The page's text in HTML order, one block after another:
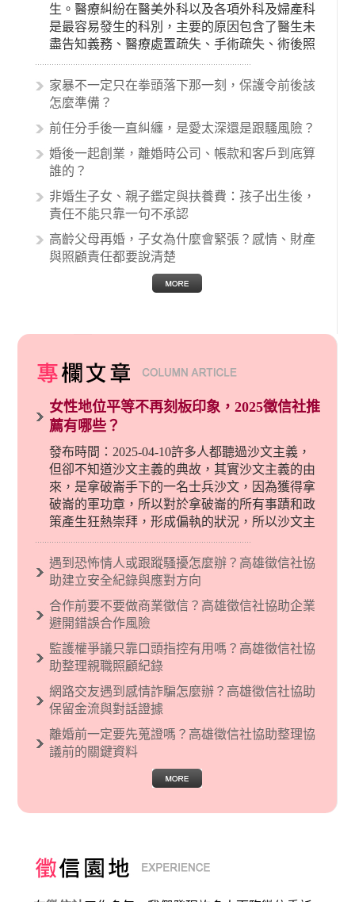
生。醫療糾紛在醫美外科以及各項外科及婦產科
是最容易發生的科別，主要的原因包含了醫生未
盡告知義務、醫療處置疏失、手術疏失、術後照
顧失當、醫療費用的收取。雖然醫學進步，但醫
生與病患之間引起的糾紛還是經常發生。很多案
例中最後都走向訴訟流程，我們如果不幸遇到相
的內容其實非常多，有些案例…
家暴不一定只在拳頭落下那一刻，保護令前後該
怎麼準備？
前任分手後一直糾纏，是愛太深還是跟騷風險？
婚後一起創業，離婚時公司、帳款和客戶到底算
誰的？
非婚生子女、親子鑑定與扶養費：孩子出生後，
責任不能只靠一句不承認
高齡父母再婚，子女為什麼會緊張？感情、財產
與照顧責任都要說清楚
女性地位平等不再刻板印象，2025徵信社推
薦有哪些？
發布時間：2025-04-10許多人都聽過沙文主義，
但卻不知道沙文主義的典故，其實沙文主義的由
來，是拿破崙手下的一名士兵沙文，因為獲得拿
破崙的軍功章，所以對於拿破崙的所有事蹟和政
策產生狂熱崇拜，形成偏執的狀況，所以沙文主
義後來就被拿來暗指偏見和歧視，而且有沙文主
義傾向的人，通常對於自己的國家和民族有超強
烈的卓越感，因而瞧不起其他國家的人，所以沙
現了男性沙文…
遇到恐怖情人或跟蹤騷擾怎麼辦？高雄徵信社協
助建立安全紀錄與應對方向
合作前要不要做商業徵信？高雄徵信社協助企業
避開錯誤合作風險
監護權爭議只靠口頭指控有用嗎？高雄徵信社協
助整理親職照顧紀錄
網路交友遇到感情詐騙怎麼辦？高雄徵信社協助
保留金流與對話證據
離婚前一定要先蒐證嗎？高雄徵信社協助整理協
議前的關鍵資料